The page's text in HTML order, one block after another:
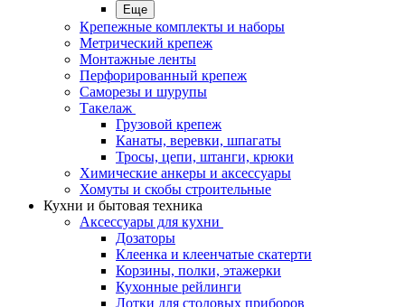
Еще
Крепежные комплекты и наборы
Метрический крепеж
Монтажные ленты
Перфорированный крепеж
Саморезы и шурупы
Такелаж
Грузовой крепеж
Канаты, веревки, шпагаты
Тросы, цепи, штанги, крюки
Химические анкеры и аксессуары
Хомуты и скобы строительные
Кухни и бытовая техника
Аксессуары для кухни
Дозаторы
Клеенка и клеенчатые скатерти
Корзины, полки, этажерки
Кухонные рейлинги
Лотки для столовых приборов